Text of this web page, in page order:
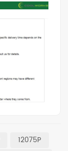
12075P